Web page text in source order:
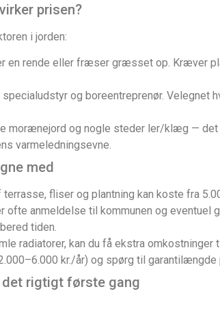
prisen?
i jorden:
en rende eller fræser græsset op. Kræver
specialudstyr og boreentreprenør.
morænejord og nogle steder ler/klæg —
varmeledningsevne.
med
terrasse, fliser og plantning kan koste fra
ofte anmeldelse til kommunen og eventuel
tiden.
radiatorer, kan du få ekstra
kr./år) og spørg til
rigtigt første gang